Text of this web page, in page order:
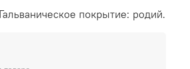
покрытие: родий.